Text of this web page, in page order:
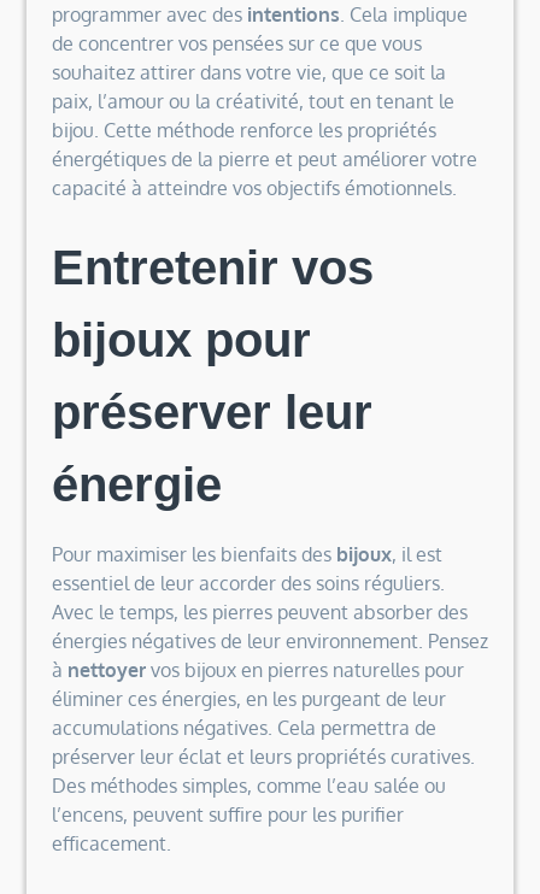
programmer avec des intentions. Cela implique
de concentrer vos pensées sur ce que vous
souhaitez attirer dans votre vie, que ce soit la
paix, l’amour ou la créativité, tout en tenant le
bijou. Cette méthode renforce les propriétés
énergétiques de la pierre et peut améliorer votre
capacité à atteindre vos objectifs émotionnels.
Entretenir vos
bijoux pour
préserver leur
énergie
Pour maximiser les bienfaits des bijoux, il est
essentiel de leur accorder des soins réguliers.
Avec le temps, les pierres peuvent absorber des
énergies négatives de leur environnement. Pensez
à nettoyervos bijoux en pierres naturelles pour
éliminer ces énergies, en les purgeant de leur
accumulations négatives. Cela permettra de
préserver leur éclat et leurs propriétés curatives.
Des méthodes simples, comme l’eau salée ou
l’encens, peuvent suffire pour les purifier
efficacement.